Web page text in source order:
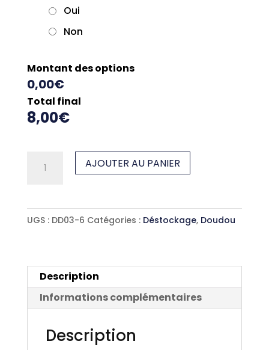
Oui
Non
Montant des options
0,00€
Total final
8,00€
plat
fushia-
AJOUTER AU PANIER
UGS : DD03-6 Catégories : Déstockage, Doudou
Description
Informations complémentaires
Description